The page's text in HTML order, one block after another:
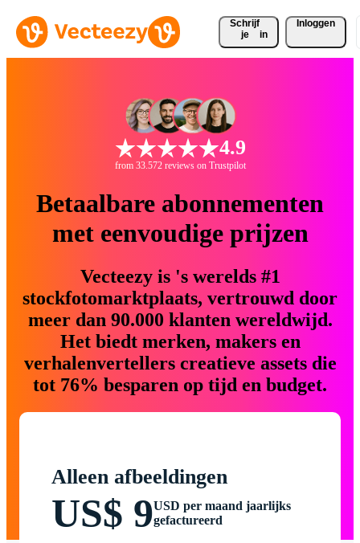
Schrijf
je
in
Inloggen
4.9
from 33.572 reviews on Trustpilot
Betaalbare abonnementen
met eenvoudige prijzen
Vecteezy is 's werelds #1
stockfotomarktplaats, vertrouwd door
meer dan 90.000 klanten wereldwijd.
Het biedt merken, makers en
verhalenvertellers creatieve assets die
tot 76% besparen op tijd en budget.
Alleen afbeeldingen
US$ 9USD per maand jaarlijks
gefactureerd